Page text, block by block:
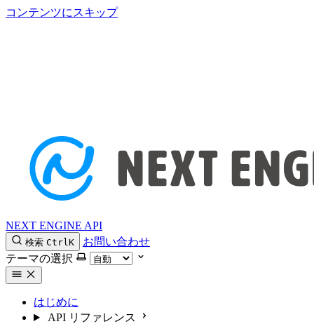
コンテンツにスキップ
NEXT ENGINE API
検索 CtrlK
お問い合わせ
テーマの選択
はじめに
API リファレンス